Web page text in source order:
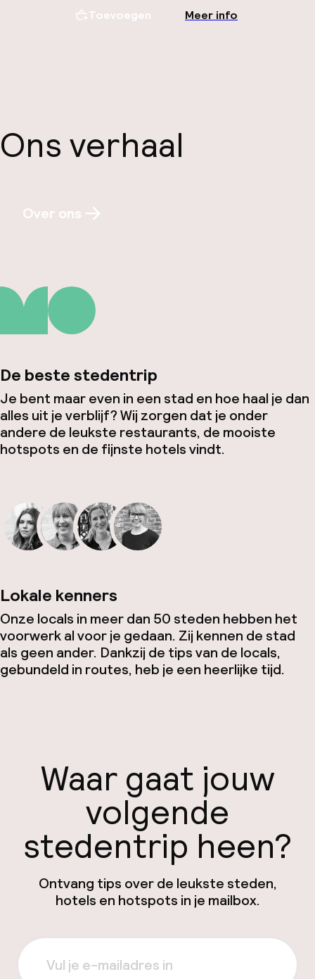
Toevoegen Meer info
Ons verhaal
Over ons
De beste stedentrip
Je bent maar even in een stad en hoe haal je dan
alles uit je verblijf? Wij zorgen dat je onder
andere de leukste restaurants, de mooiste
hotspots en de fijnste hotels vindt.
Lokale kenners
Onze locals in meer dan 50 steden hebben het
voorwerk al voor je gedaan. Zij kennen de stad
als geen ander. Dankzij de tips van de locals,
gebundeld in routes, heb je een heerlijke tijd.
Waar gaat jouw
volgende
stedentrip heen?
Ontvang tips over de leukste steden,
hotels en hotspots in je mailbox.